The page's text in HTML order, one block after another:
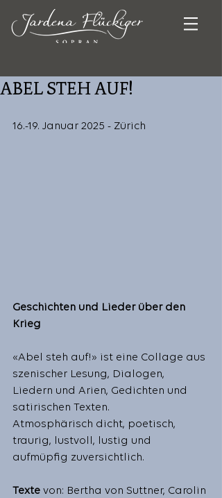
ABEL STEH AUF!
16.-19. Januar 2025 - Zürich
Geschichten und Lieder über den
Krieg
«Abel steh auf!» ist eine Collage aus
szenischer Lesung, Dialogen,
Liedern und Arien, Gedichten und
satirischen Texten.
Atmosphärisch dicht, poetisch,
traurig, lustvoll, lustig und
aufmüpfig zuversichtlich.
Texte von: Bertha von Suttner, Carolin